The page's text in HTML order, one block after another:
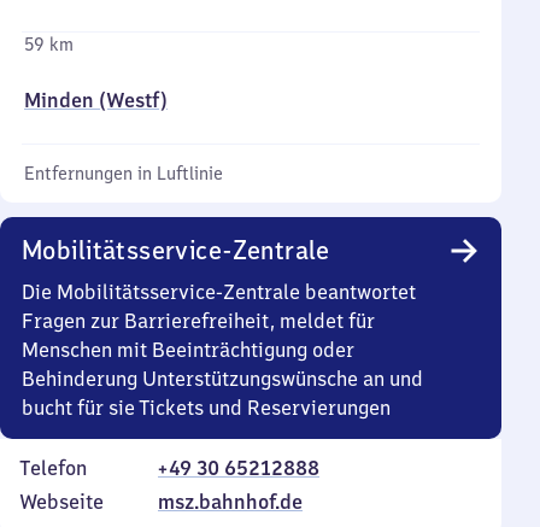
59 km
Minden (Westf)
Entfernungen in Luftlinie
Mobilitätsservice-Zentrale
Die Mobilitätsservice-Zentrale beantwortet
Fragen zur Barrierefreiheit, meldet für
Menschen mit Beeinträchtigung oder
Behinderung Unterstützungswünsche an und
bucht für sie Tickets und Reservierungen
Telefon
+49 30 65212888
Webseite
msz.bahnhof.de